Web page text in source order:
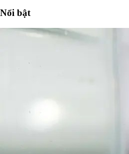
Nổi bật